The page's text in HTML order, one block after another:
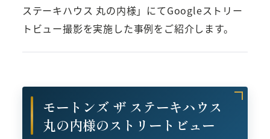
ステーキハウス 丸の内様」にてGoogleストリー
トビュー撮影を実施した事例をご紹介します。
モートンズ ザ ステーキハウス
丸の内様のストリートビュー